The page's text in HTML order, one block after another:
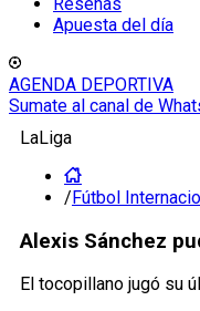
Apuesta del día
AGENDA DEPORTIVA
Sumate al canal de
LaLiga
/Fútbol
Alexis Sánchez
El tocopillano jugó su